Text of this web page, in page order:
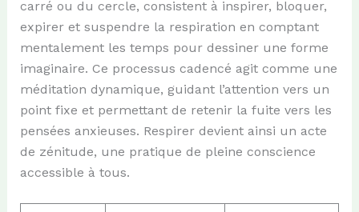
carré ou du cercle, consistent à inspirer, bloquer,
expirer et suspendre la respiration en comptant
mentalement les temps pour dessiner une forme
imaginaire. Ce processus cadencé agit comme une
méditation dynamique, guidant l’attention vers un
point fixe et permettant de retenir la fuite vers les
pensées anxieuses. Respirer devient ainsi un acte
de zénitude, une pratique de pleine conscience
accessible à tous.